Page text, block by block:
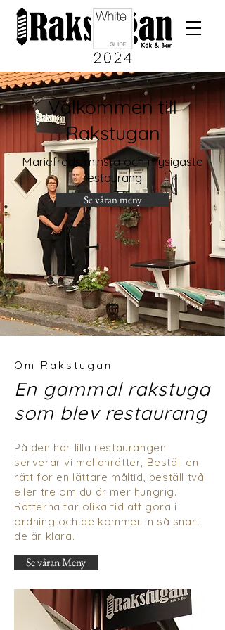
Välkommen till
Rakstugan
Mariefreds minsta och mysigaste
restaurang
Se våran meny
Om Rakstugan
En gammal rakstuga
som blev restaurang
På den här lilla restaurangen
serverar vi mellanrätter, Beställ en
rätt för en lättare måltid, beställ två
eller tre om du är mer hungrig.
Rätterna tar olika tid att göra i
ordning och de kommer in så snart
de är klara.
Se våran Meny